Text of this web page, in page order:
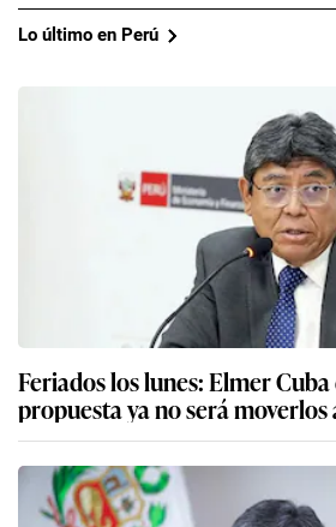
Lo último en Perú
Feriados los lunes: Elmer
propuesta ya no será moverlos